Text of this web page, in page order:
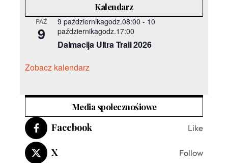
Kalendarz
PAŹ
9
9 październikagodz.08:00 - 10
październikagodz.17:00
Dalmacija Ultra Trail 2026
Zobacz kalendarz
Media społecznośiowe
Facebook Like
X Follow